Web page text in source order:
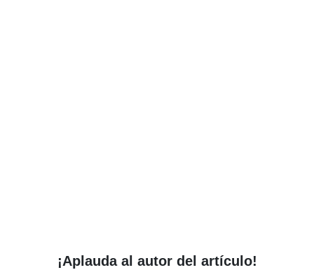
¡Aplauda al autor del artículo!